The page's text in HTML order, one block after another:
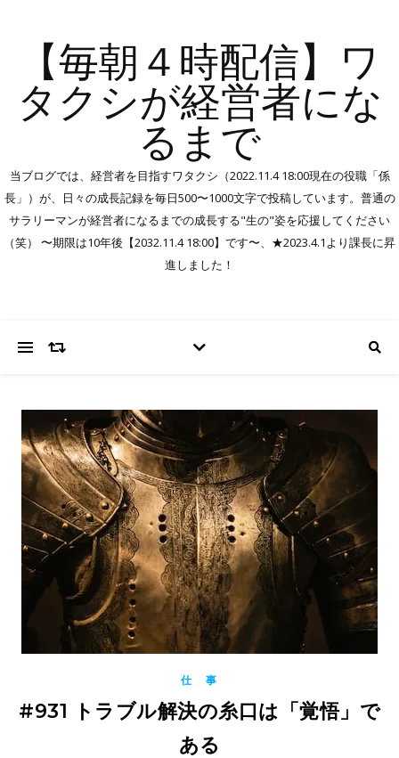
【毎朝４時配信】ワ
タクシが経営者にな
るまで
当ブログでは、経営者を目指すワタクシ（2022.11.4 18:00現在の役職「係
長」）が、日々の成長記録を毎日500〜1000文字で投稿しています。普通の
サラリーマンが経営者になるまでの成長する"生の"姿を応援してください
（笑） 〜期限は10年後【2032.11.4 18:00】です〜、★2023.4.1より課長に昇
進しました！
仕 事
#931 トラブル解決の糸口は「覚悟」で
ある